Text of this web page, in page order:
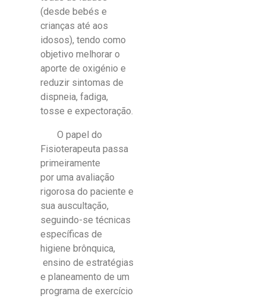
(desde bebés e
crianças até aos
idosos), tendo como
objetivo melhorar o
aporte de oxigénio e
reduzir sintomas de
dispneia, fadiga,
tosse e expectoração.
O papel do
Fisioterapeuta passa
primeiramente
por uma avaliação
rigorosa do paciente e
sua auscultação,
seguindo-se técnicas
específicas de
higiene brônquica,
ensino de estratégias
e planeamento de um
programa de exercício